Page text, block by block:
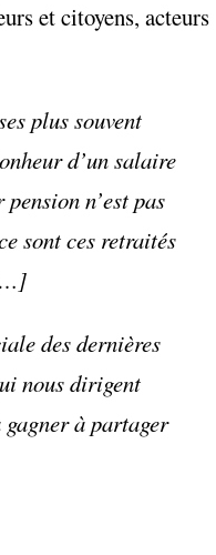
et citoyens, acteurs
plus souvent
d’un salaire
n’est pas
sont ces retraités
des dernières
nous dirigent
à partager